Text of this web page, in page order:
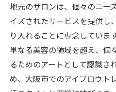
地元のサロンは、個々のニー
イズされたサービスを提供し
り入れることに専念していま
単なる美容の領域を超え、個
るためのアートとして認識さ
め、大阪市でのアイブロウト